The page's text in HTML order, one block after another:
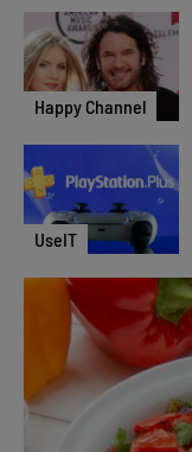
Happy Channel
UseIT